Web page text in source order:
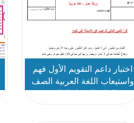
اختبار داعم التقويم الأول فهم
واستيعاب اللغة العربية الصف
الرابع الفصل الثالث